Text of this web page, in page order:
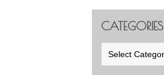
CATEGORIES
Categories